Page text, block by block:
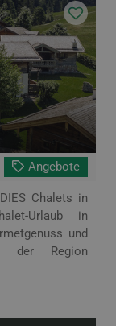
Angebote
Chalets in
Urlaub in
und
der Region